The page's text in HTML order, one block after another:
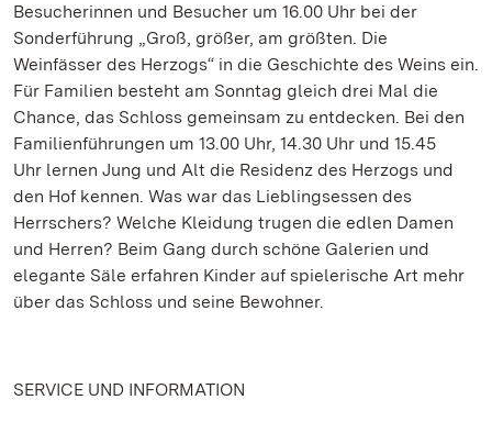
Besucherinnen und Besucher um 16.00 Uhr bei der
Sonderführung „Groß, größer, am größten. Die
Weinfässer des Herzogs“ in die Geschichte des Weins ein.
Für Familien besteht am Sonntag gleich drei Mal die
Chance, das Schloss gemeinsam zu entdecken. Bei den
Familienführungen um 13.00 Uhr, 14.30 Uhr und 15.45
Uhr lernen Jung und Alt die Residenz des Herzogs und
den Hof kennen. Was war das Lieblingsessen des
Herrschers? Welche Kleidung trugen die edlen Damen
und Herren? Beim Gang durch schöne Galerien und
elegante Säle erfahren Kinder auf spielerische Art mehr
über das Schloss und seine Bewohner.
SERVICE UND INFORMATION